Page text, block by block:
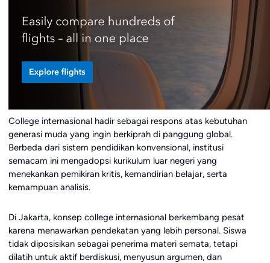
College internasional hadir sebagai respons atas kebutuhan
generasi muda yang ingin berkiprah di panggung global.
Berbeda dari sistem pendidikan konvensional, institusi
semacam ini mengadopsi kurikulum luar negeri yang
menekankan pemikiran kritis, kemandirian belajar, serta
kemampuan analisis.
Di Jakarta, konsep college internasional berkembang pesat
karena menawarkan pendekatan yang lebih personal. Siswa
tidak diposisikan sebagai penerima materi semata, tetapi
dilatih untuk aktif berdiskusi, menyusun argumen, dan